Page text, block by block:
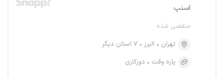
اسنپ
منقضی شده
تهران
البرز
۷ استان دیگر
پاره وقت
دورکاری